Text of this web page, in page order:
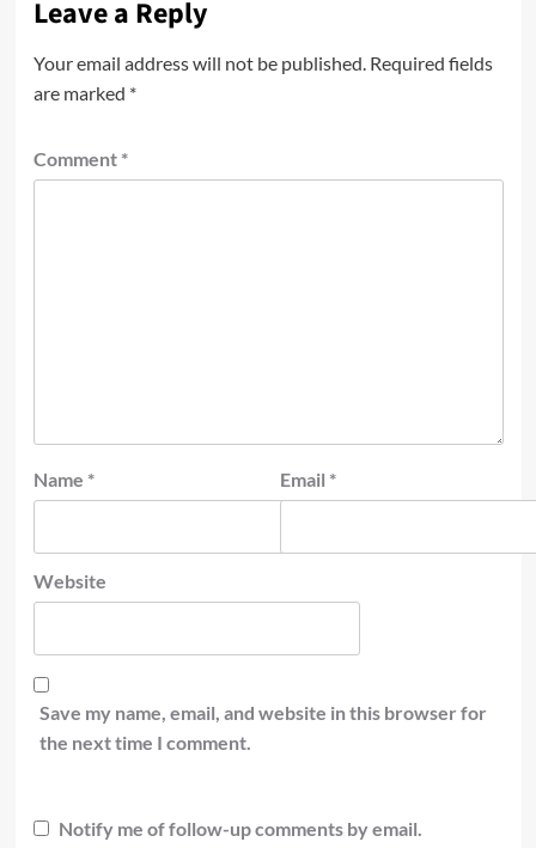
Leave a Reply
Your email address will not be published. Required fields
are marked *
Comment *
Name * Email *
Website
Save my name, email, and website in this browser for
the next time I comment.
Notify me of follow-up comments by email.